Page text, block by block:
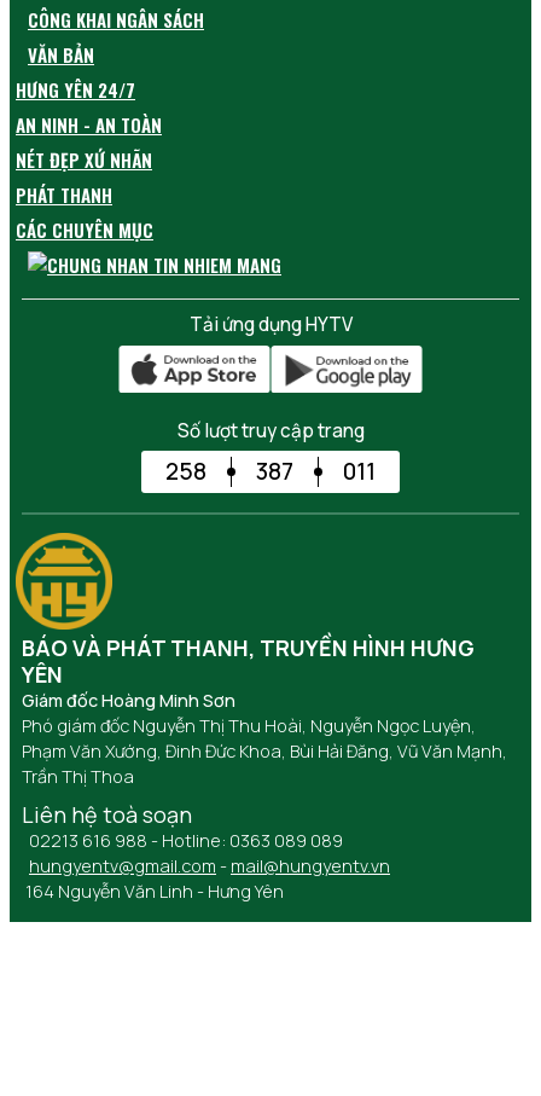
CÔNG KHAI NGÂN SÁCH
VĂN BẢN
HƯNG YÊN 24/7
AN NINH - AN TOÀN
NÉT ĐẸP XỨ NHÃN
PHÁT THANH
CÁC CHUYÊN MỤC
Tải ứng dụng HYTV
Số lượt truy cập trang
258 387 011
BÁO VÀ PHÁT THANH, TRUYỀN HÌNH HƯNG
YÊN
Giám đốc Hoàng Minh Sơn
Phó giám đốc Nguyễn Thị Thu Hoài, Nguyễn Ngọc Luyện,
Phạm Văn Xướng, Đinh Đức Khoa, Bùi Hải Đăng, Vũ Văn Mạnh,
Trần Thị Thoa
Liên hệ toà soạn
02213 616 988 - Hotline: 0363 089 089
hungyentv@gmail.com - mail@hungyentv.vn
164 Nguyễn Văn Linh - Hưng Yên